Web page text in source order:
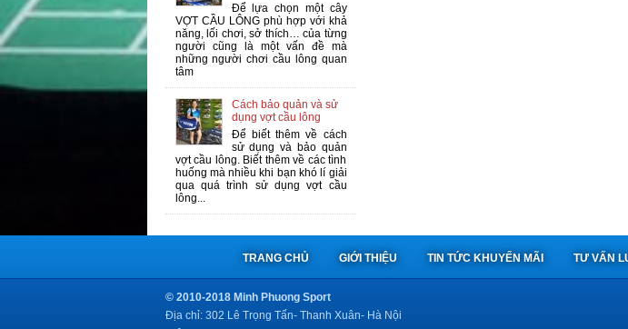
Để lựa chọn một cây
VỢT CẦU LÔNG phù hợp với khả
năng, lối chơi, sở thích… của từng
người cũng là một vấn đề mà
những người chơi cầu lông quan
tâm
Cách bảo quản và sử
dụng vợt cầu lông
Để biết thêm về cách
sử dụng và bảo quản
vợt cầu lông. Biết thêm về các tình
huống mà nhiều khi bạn khó lí giải
qua quá trình sử dụng vợt cầu
lông...
TRANG CHỦ GIỚI THIỆU TIN TỨC KHUYẾN MÃI TƯ VẤN
© 2010-2018 Minh Phuong Sport
Địa chỉ: 302 Lê Trọng Tấn- Thanh Xuân- Hà Nội